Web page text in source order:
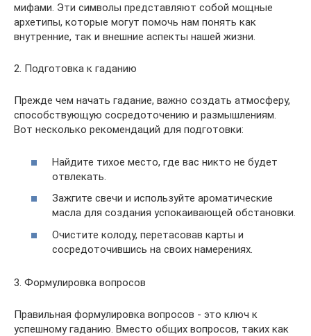
мифами. Эти символы представляют собой мощные
архетипы, которые могут помочь нам понять как
внутренние, так и внешние аспекты нашей жизни.
2. Подготовка к гаданию
Прежде чем начать гадание, важно создать атмосферу,
способствующую сосредоточению и размышлениям.
Вот несколько рекомендаций для подготовки:
Найдите тихое место, где вас никто не будет
отвлекать.
Зажгите свечи и используйте ароматические
масла для создания успокаивающей обстановки.
Очистите колоду, перетасовав карты и
сосредоточившись на своих намерениях.
3. Формулировка вопросов
Правильная формулировка вопросов - это ключ к
успешному гаданию. Вместо общих вопросов, таких как